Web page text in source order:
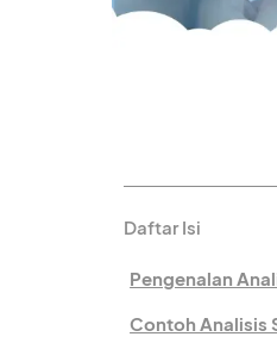
Daftar Isi
Pengenalan
Contoh Analisis